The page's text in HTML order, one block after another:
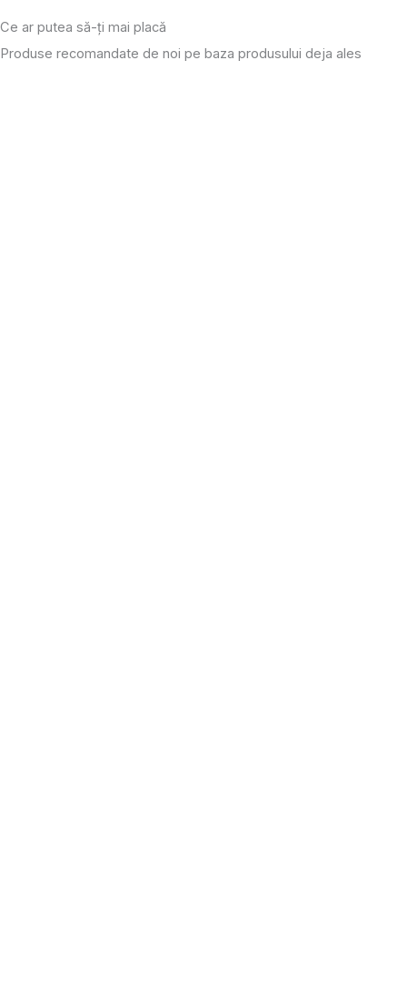
Ce ar putea să-ți mai placă
Produse recomandate de noi pe baza produsului deja ales